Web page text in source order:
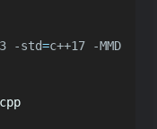
7:34> y
-std=
cpp